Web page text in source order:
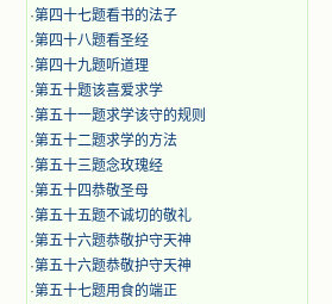
·第四十七题看书的法子
·第四十八题看圣经
·第四十九题听道理
·第五十题该喜爱求学
·第五十一题求学该守的规则
·第五十二题求学的方法
·第五十三题念玫瑰经
·第五十四恭敬圣母
·第五十五题不诚切的敬礼
·第五十六题恭敬护守天神
·第五十六题恭敬护守天神
·第五十七题用食的端正